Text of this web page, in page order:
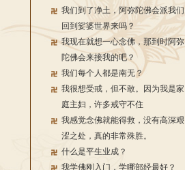
我们到了净土，阿弥陀佛会派我们
回到娑婆世界来吗？
我现在就想一心念佛，那到时阿弥
陀佛会来接我的吧？
我们每个人都是南无？
我很想受戒，但不敢。因为我是家
庭主妇，许多戒守不住
我感觉念佛就能得救，没有高深艰
涩之处，真的非常殊胜。
什么是平生业成？
我学佛刚入门，学哪部经最好？